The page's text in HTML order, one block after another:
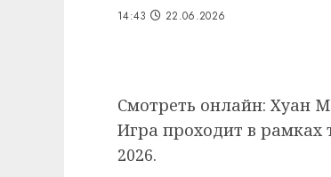
14:43 22.06.2026
Смотреть онлайн: Хуан
Игра проходит в рамках
2026.